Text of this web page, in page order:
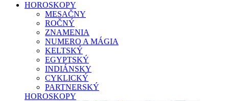
HOROSKOPY
MESAČNY
ROČNÝ
ZNAMENIA
NUMERO A MÁGIA
KELTSKÝ
EGYPTSKÝ
INDIÁNSKY
CYKLICKÝ
PARTNERSKÝ
HOROSKOPY